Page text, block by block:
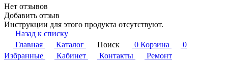
Нет отзывов
Добавить отзыв
Инструкции для этого продукта отсутствуют.
Назад к списку
Главная
Каталог Поиск 0 Корзина
0
Избранные
Кабинет Контакты Ремонт